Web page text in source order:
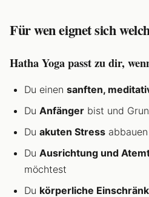
Für wen eignet sich
Hatha Yoga passt zu dir,
Du einen sanften,
Du Anfänger bist und
Du akuten Stress
Du Ausrichtung und
möchtest
Du körperliche